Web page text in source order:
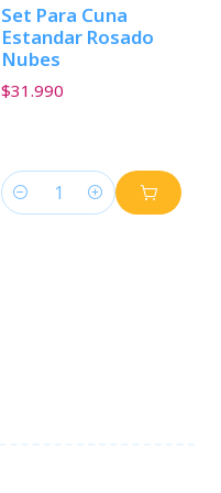
Set Para Cuna
Estandar Rosado
Nubes
$31.990
Cantidad